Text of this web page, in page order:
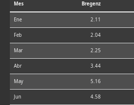
Mes Bregenz
Ene 2.11
Feb 2.04
Mar 2.25
Abr 3.44
May 5.16
Jun 4.58